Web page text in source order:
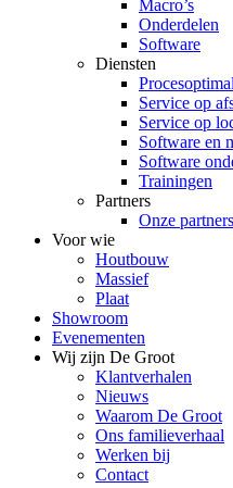
Macro’s
Onderdelen
Software
Diensten
Service op
Service op
Software en
Software
Trainingen
Partners
Onze partners
Voor wie
Houtbouw
Massief
Plaat
Showroom
Evenementen
Wij zijn De Groot
Klantverhalen
Nieuws
Waarom De Groot
Ons familieverhaal
Werken bij
Contact